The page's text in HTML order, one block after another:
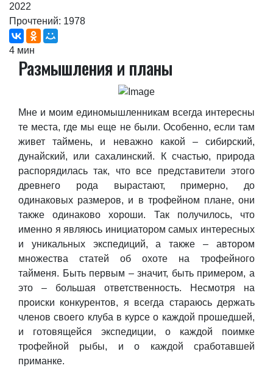
2022
Прочтений: 1978
4 мин
Размышления и планы
Мне и моим единомышленникам всегда интересны
те места, где мы еще не были. Особенно, если там
живет таймень, и неважно какой – сибирский,
дунайский, или сахалинский. К счастью, природа
распорядилась так, что все представители этого
древнего рода вырастают, примерно, до
одинаковых размеров, и в трофейном плане, они
также одинаково хороши. Так получилось, что
именно я являюсь инициатором самых интересных
и уникальных экспедиций, а также – автором
множества статей об охоте на трофейного
тайменя. Быть первым – значит, быть примером, а
это – большая ответственность. Несмотря на
происки конкурентов, я всегда стараюсь держать
членов своего клуба в курсе о каждой прошедшей,
и готовящейся экспедиции, о каждой поимке
трофейной рыбы, и о каждой сработавшей
приманке.